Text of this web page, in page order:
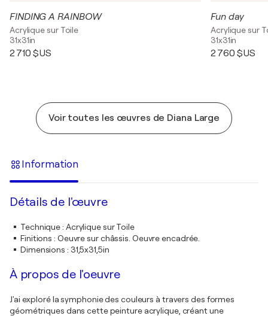
FINDING A RAINBOW
Acrylique sur Toile
31x31in
2 710 $US
Fun day
Acrylique sur
31x31in
2 760 $US
Voir toutes les œuvres de Diana Large
Information
Détails de l'œuvre
Technique: Acrylique sur Toile
Finitions : Oeuvre sur châssis. Oeuvre encadrée.
Dimensions : 31,5x31,5in
À propos de l'oeuvre
J'ai exploré la symphonie des couleurs à travers des formes
géométriques dans cette peinture acrylique, créant une